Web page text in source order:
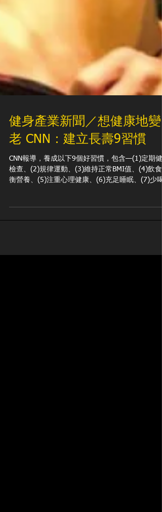
健身產業新聞／想健康地變
老 CNN：建立長壽9習慣
衡營養、(5)注重心理健康、(6)充足睡眠、(7)少喝